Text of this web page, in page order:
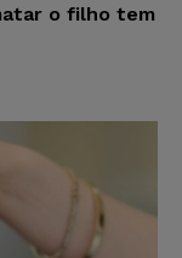
o filho tem